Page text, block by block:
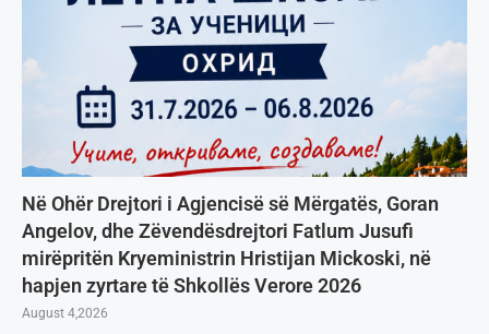
Në Ohër Drejtori i Agjencisë së Mërgatës, Goran
Angelov, dhe Zëvendësdrejtori Fatlum Jusufi
mirëpritën Kryeministrin Hristijan Mickoski, në
hapjen zyrtare të Shkollës Verore 2026
August 4,2026